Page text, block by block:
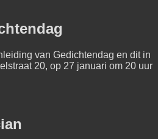
van Gedichtendag en dit in
20, op 27 januari om 20 uur